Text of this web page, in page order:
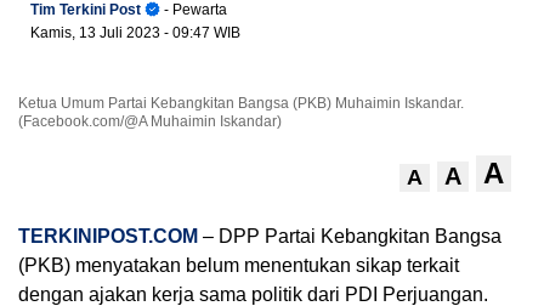
Tim Terkini Post
- Pewarta
Kamis, 13 Juli 2023 - 09:47 WIB
Ketua Umum Partai Kebangkitan Bangsa (PKB) Muhaimin Iskandar.
(Facebook.com/@A Muhaimin Iskandar)
A A A
TERKINIPOST.COM – DPP Partai Kebangkitan Bangsa
(PKB) menyatakan belum menentukan sikap terkait
dengan ajakan kerja sama politik dari PDI Perjuangan.